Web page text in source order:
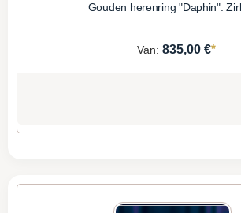
Gouden herenring "Daphin".
Van: 835,00 €*